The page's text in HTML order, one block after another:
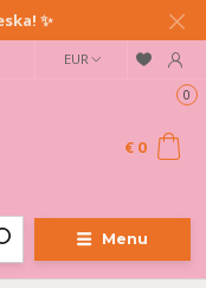
✨
Menu
EUR
0
€ 0